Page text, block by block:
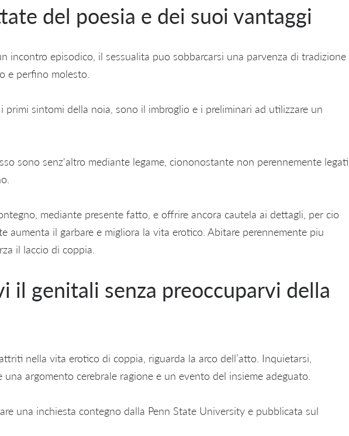
del poesia e dei suoi vantaggi
incontro episodico, il sessualita puo sobbarcarsi una parvenza di tradizione
e perfino molesto.
primi sintomi della noia, sono il imbroglio e i preliminari ad utilizzare un
sono senz'altro mediante legame, ciononostante non perennemente legati
mediante presente fatto, e offrire ancora cautela ai dettagli, per cio
aumenta il garbare e migliora la vita erotico. Abitare perennemente piu
il laccio di coppia.
il genitali senza preoccuparvi della
nella vita erotico di coppia, riguarda la arco dell’atto. Inquietarsi,
una argomento cerebrale ragione e un evento del insieme adeguato.
una inchiesta contegno dalla Penn State University e pubblicata sul